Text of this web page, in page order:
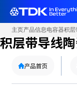
主页产品信息电容器积层
积层带导线
产品首页